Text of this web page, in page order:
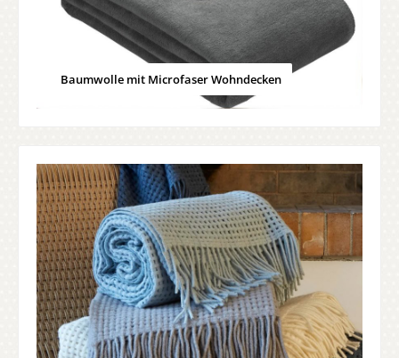
Baumwolle mit Microfaser Wohndecken